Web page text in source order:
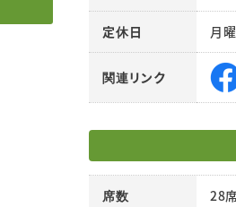
定休日 月
関連リンク
公式
kペ
ージ
席数
28